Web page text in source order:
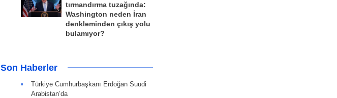
tırmandırma tuzağında:
Washington neden İran
denkleminden çıkış yolu
bulamıyor?
Son Haberler
Türkiye Cumhurbaşkanı Erdoğan Suudi
Arabistan’da